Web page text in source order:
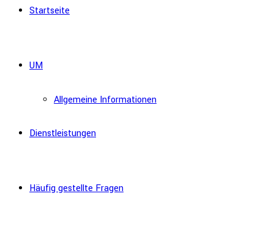
Startseite
UM
Allgemeine Informationen
Dienstleistungen
Häufig gestellte Fragen